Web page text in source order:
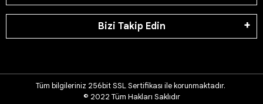
Bizi Takip Edin
Tüm bilgileriniz 256bit SSL Sertifikası ile korunmaktadır.
© 2022 Tüm Hakları Saklıdır